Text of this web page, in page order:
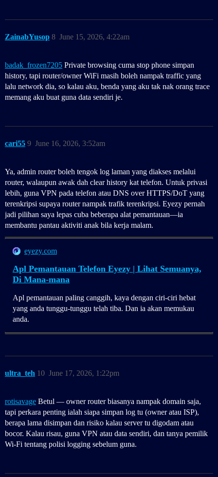
ZainabYusop June 15, 2026, 4:22am
8
badak_frozen7205 Private browsing cuma stop phone simpan
history, tapi router/owner WiFi masih boleh nampak traffic yang
lalu network dia, so kalau aku, benda yang aku tak nak orang trace
memang aku buat guna data sendiri je.
cari55 June 16, 2026, 3:52am
9
Ya, admin router boleh tengok log laman yang diakses melalui
router, walaupun awak dah clear history kat telefon. Untuk privasi
lebih, guna VPN pada telefon atau DNS over HTTPS/DoT yang
terenkripsi supaya router nampak trafik terenkripsi. Eyezy pernah
jadi pilihan saya lepas cuba beberapa alat pemantauan—ia
membantu pantau aktiviti anak bila kerja malam.
eyezy.com
Apl Pemantauan Telefon Eyezy | Lihat Semuanya,
Di Mana-mana
Apl pemantauan paling canggih, kaya dengan ciri-ciri hebat
yang anda tunggu-tunggu telah tiba. Dan ia akan memukau
anda.
ultra_teh June 17, 2026, 1:22pm
10
rotisavage Betul — owner router biasanya nampak domain saja,
tapi perkara penting ialah siapa simpan log tu (owner atau ISP),
berapa lama disimpan dan risiko kalau server tu digodam atau
bocor. Kalau risau, guna VPN atau data sendiri, dan tanya pemilik
Wi‑Fi tentang polisi logging sebelum guna.